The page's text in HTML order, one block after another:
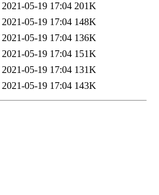
2021-05-19 17:04 201K
2021-05-19 17:04 148K
2021-05-19 17:04 136K
2021-05-19 17:04 151K
2021-05-19 17:04 131K
2021-05-19 17:04 143K